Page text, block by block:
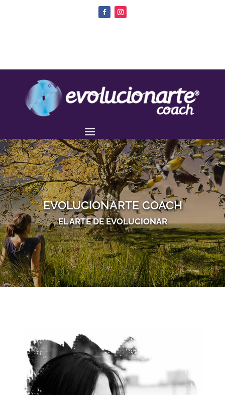
EVOLUCIONARTE COACH
EL ARTE DE EVOLUCIONAR